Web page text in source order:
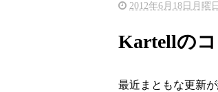
2012年6月18日月曜日
Kartellのコ
最近まともな更新